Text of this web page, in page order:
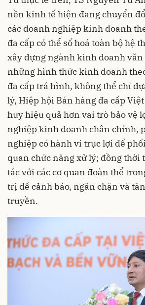
nền kinh tế hiện đangchuyển
các doanh nghiệp kinh doanh
đa cấp có thể số hoá toàn bộ hệ
xây dựng ngành kinh doanh
những hình thức kinh doanh
đa cấp trá hình, không thể chỉ
lý, Hiệp hội Bán hàng đa cấp
huy hiệu quả hơn vai trò bảo vệ
nghiệp kinh doanh chân chính,
nghiệp có hành vi trục lợi để
quan chức năng xử lý; đồng thời
tác với các cơ quan đoàn thể
trị để cảnh báo, ngăn chặn và
truyền.